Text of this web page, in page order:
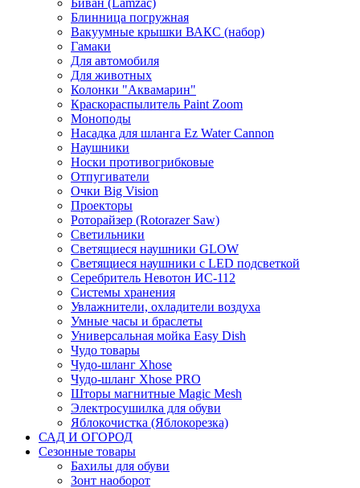
Биван (Lamzac)
Блинница погружная
Вакуумные крышки ВАКС (набор)
Гамаки
Для автомобиля
Для животных
Колонки "Аквамарин"
Краскораспылитель Paint Zoom
Моноподы
Насадка для шланга Ez Water Cannon
Наушники
Носки противогрибковые
Отпугиватели
Очки Big Vision
Проекторы
Роторайзер (Rotorazer Saw)
Светильники
Светящиеся наушники GLOW
Светящиеся наушники с LED подсветкой
Серебритель Невотон ИС-112
Системы хранения
Увлажнители, охладители воздуха
Умные часы и браслеты
Универсальная мойка Easy Dish
Чудо товары
Чудо-шланг Xhose
Чудо-шланг Xhose PRO
Шторы магнитные Magic Mesh
Электросушилка для обуви
Яблокочистка (Яблокорезка)
САД И ОГОРОД
Сезонные товары
Бахилы для обуви
Зонт наоборот